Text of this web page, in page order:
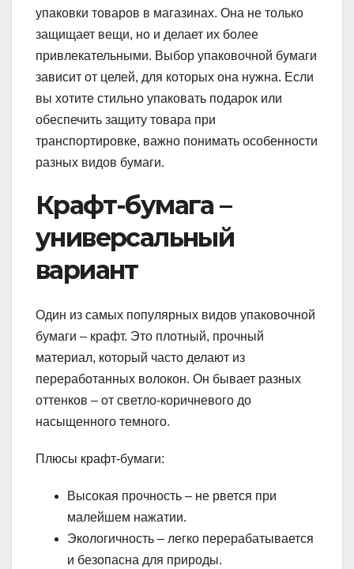
упаковки товаров в магазинах. Она не только
защищает вещи, но и делает их более
привлекательными. Выбор упаковочной бумаги
зависит от целей, для которых она нужна. Если
вы хотите стильно упаковать подарок или
обеспечить защиту товара при
транспортировке, важно понимать особенности
разных видов бумаги.
Крафт-бумага –
универсальный
вариант
Один из самых популярных видов упаковочной
бумаги – крафт. Это плотный, прочный
материал, который часто делают из
переработанных волокон. Он бывает разных
оттенков – от светло-коричневого до
насыщенного темного.
Плюсы крафт-бумаги:
Высокая прочность – не рвется при
малейшем нажатии.
Экологичность – легко перерабатывается
и безопасна для природы.